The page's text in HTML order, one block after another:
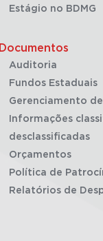
Estágio no BDMG
Documentos
Auditoria
Fundos Estaduais
Gerenciamento de
Informações
desclassificadas
Orçamentos
Política de
Relatórios de